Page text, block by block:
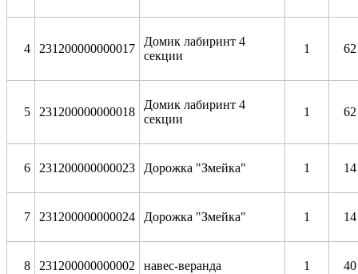
4 231200000000017
Домик лабиринт 4
секции
1
5 231200000000018
Домик лабиринт 4
секции
1
6 231200000000023 Дорожка "Змейка" 1
7 231200000000024 Дорожка "Змейка" 1
8 231200000000002 навес-веранда 1